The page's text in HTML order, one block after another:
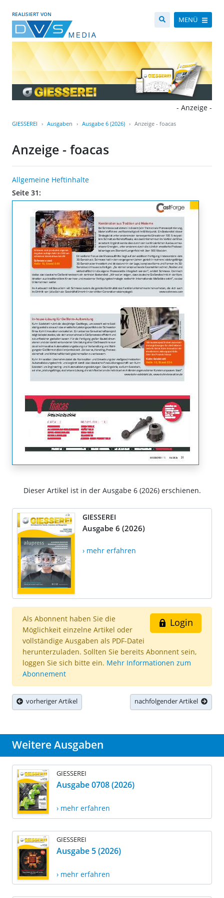
REALISIERT VON
MENÜ
- Anzeige -
GIESSEREI Ausgaben Ausgabe 6 (2026) Anzeige - foacas
Anzeige - foacas
Allgemeine Heftinhalte
Seite 31:
Dieser Artikel ist in der Ausgabe 6 (2026) erschienen.
GIESSEREI
Ausgabe 6 (2026)
› mehr erfahren
Login
Als Abonnent haben Sie die
Möglichkeit einzelne Artikel oder
vollständige Ausgaben als PDF-Datei
herunterzuladen. Sollten Sie bereits Abonnent sein,
loggen Sie sich bitte ein. Mehr Informationen zum
Abonnement
vorheriger Artikel nachfolgender Artikel
Weitere Ausgaben
GIESSEREI
Ausgabe 0708 (2026)
› mehr erfahren
GIESSEREI
Ausgabe 5 (2026)
› mehr erfahren